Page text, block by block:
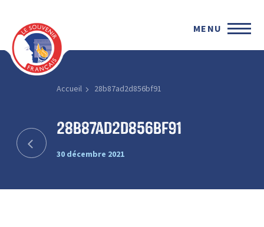
MENU
Accueil 28b87ad2d856bf91
28b87ad2d856bf91
30 décembre 2021